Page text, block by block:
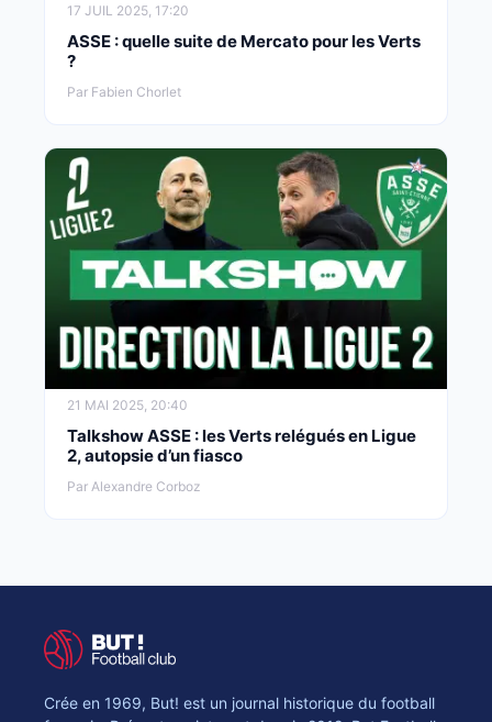
17 JUIL 2025, 17:20
ASSE : quelle suite de Mercato pour les Verts
?
Par Fabien Chorlet
21 MAI 2025, 20:40
Talkshow ASSE : les Verts relégués en Ligue
2, autopsie d’un fiasco
Par Alexandre Corboz
Crée en 1969, But! est un journal historique du football